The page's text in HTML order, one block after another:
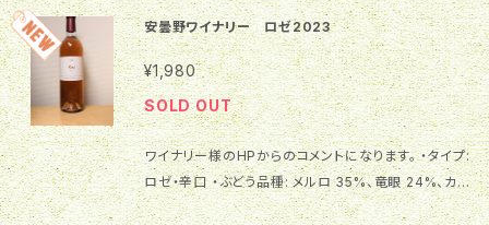
獣肉の臭みを消し、肉の力強い旨味をより強く感じるこ
とができます。また、天ぷらやフライなどの揚げ物のお
料理と合わせても美味しくいただけます。
短期間シュール・リーしたワインです。シュール・リーと
は、発酵終了後、通常は取り除くオリの部分をあえて取
らず、ワインと共に寝かせる製法です。ワインに酵母の
旨味と香りをつけることができます。6ヶ月以上寝かせ
ないとシュール・リーと明記できないので表示はありま
せんが、酵母の旨味と香りが生きたワインに仕上がり
ました。 酵母やパン、きのこのような香り、ふくよかで日
本酒のニュアンスも感じます。グレープフルーツのよう
安曇野ワイナリー ロゼ2023
¥1,980
SOLD OUT
ワイナリー様のHPからのコメントになります。 ・タイプ:
ロゼ・辛口 ・ぶどう品種: メルロ 35%、竜眼 24%、カベ
ルネフラン 22%、カベルネ・ソーヴィニョン 16%、プテ